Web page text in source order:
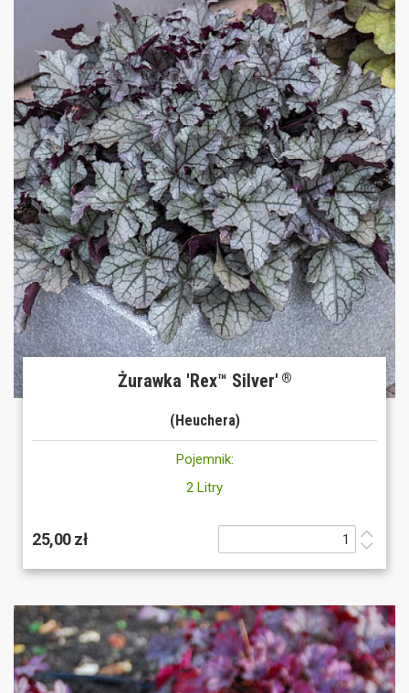
Żurawka 'Rex™ Silver' ®
(Heuchera)
Pojemnik:
2 Litry
25,00 zł